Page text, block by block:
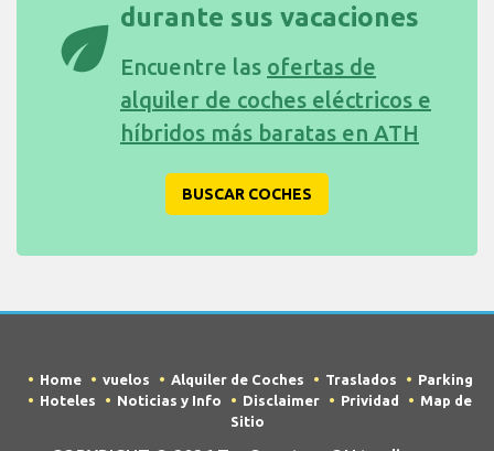
eco durante sus vacaciones
Encuentre las ofertas de
alquiler de coches eléctricos e
híbridos más baratas en ATH
BUSCAR COCHES
Home vuelos Alquiler de Coches Traslados
Parking
Hoteles
Noticias y Info Disclaimer Prividad
Map de
Sitio